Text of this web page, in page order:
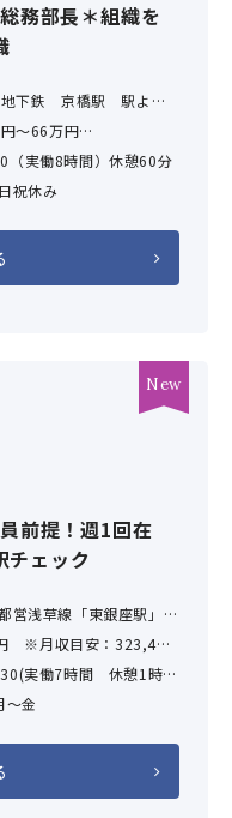
務部長＊組織を
地下鉄 京橋駅 駅より
～66万円
円～800万円
規定委基づき支給
（実働8時間）休憩60分
祝休み
前提！週1回在
チェック
営浅草線「東銀座駅」徒
線「築地市場駅」徒歩
銀座駅」徒歩6分／
徒歩9分
※月収目安：323,400
×7時間×21日勤務した
社内規定による）
実働7時間 休憩1時
～金